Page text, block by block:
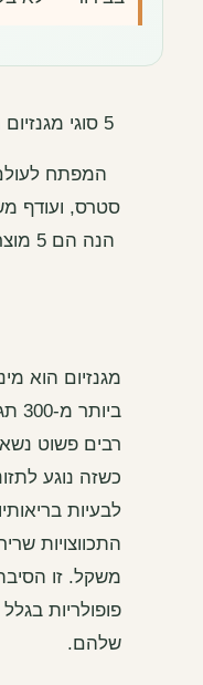
5 סוגי מגנזיום מומלצים ומעודכנים ל-2026
המפתח
סטרס, ועודף
הנה
מגנזיום הוא
רבים פשוט
כשזה נוגע
לבעיות
התכווצויות
משקל. זו
פופולריות
שלהם.